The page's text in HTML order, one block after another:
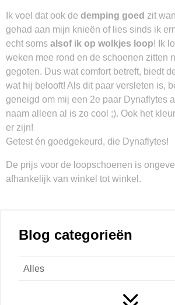
Blog categorieën
Alles
Ik voel dat ook de demping goed zit
gehad aan mijn knieën of lies sinds ik
echt soms alsof ik op wolkjes loop! Ik
weken mee rond en de schoenen zitten
gegoten. Dus wat comfort betreft, biedt
wat hij belooft! Als dit paar versleten is,
geneigd om mij een 2e paar Dynaflytes
naam alleen al is zo cool ;). Ook het
er zijn!
Getest én goedgekeurd, die Dynaflytes!
De prijs voor de loopschoenen is
afhankelijk van winkel tot winkel.